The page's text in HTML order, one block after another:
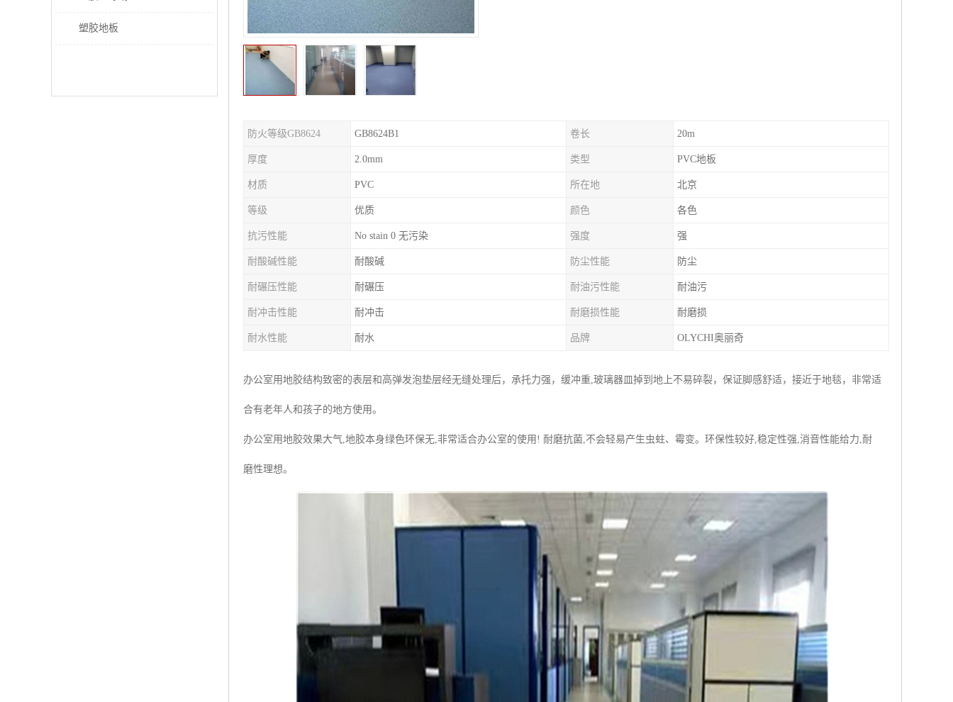
塑胶地板
防火等级GB8624 GB8624B1 卷长 20m
厚度 2.0mm 类型 PVC地板
材质 PVC 所在地 北京
等级 优质 颜色 各色
抗污性能 No stain 0 无污染 强度 强
耐酸碱性能 耐酸碱 防尘性能 防尘
耐碾压性能 耐碾压 耐油污性能 耐油污
耐冲击性能 耐冲击 耐磨损性能 耐磨损
耐水性能 耐水 品牌 OLYCHI奥丽奇
办公室用地胶结构致密的表层和高弹发泡垫层经无缝处理后，承托力强，缓冲重,玻璃器皿掉到地上不易碎裂，保证脚感舒适，接近于地毯，非常适
合有老年人和孩子的地方使用。
办公室用地胶效果大气,地胶本身绿色环保无,非常适合办公室的使用! 耐磨抗菌,不会轻易产生虫蛀、霉变。环保性较好,稳定性强,消音性能给力,耐
磨性理想。